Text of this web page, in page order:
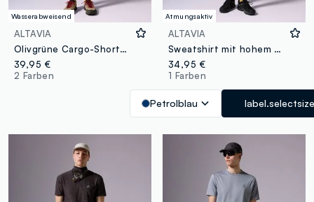
Wasserabweisend
ALTAVIA
Olivgrüne Cargo-Shorts von OVS
39,95 €
2 Farben
Atmungsaktiv
ALTAVIA
Sweatshirt mit hohem Kragen und durchgehendem Reißverschluss
34,95 €
1 Farben
Petrolblau